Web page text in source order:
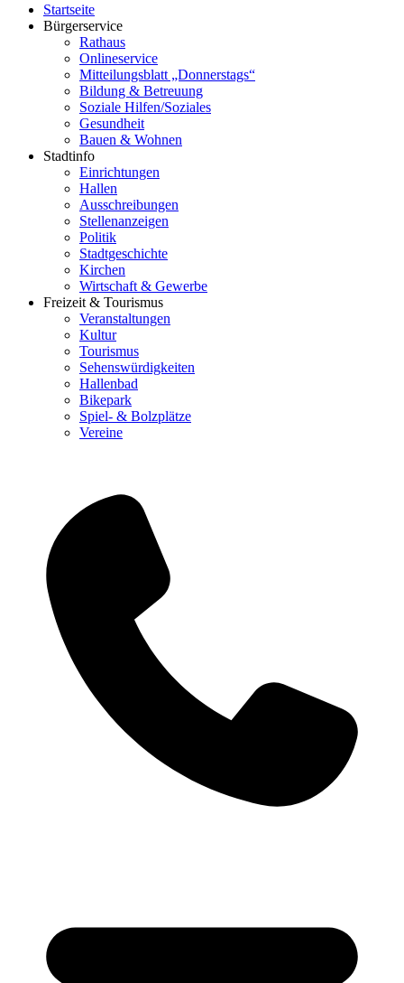
Startseite
Bürgerservice
Rathaus
Onlineservice
Mitteilungsblatt „Donnerstags“
Bildung & Betreuung
Soziale Hilfen/Soziales
Gesundheit
Bauen & Wohnen
Stadtinfo
Einrichtungen
Hallen
Ausschreibungen
Stellenanzeigen
Politik
Stadtgeschichte
Kirchen
Wirtschaft & Gewerbe
Freizeit & Tourismus
Veranstaltungen
Kultur
Tourismus
Sehenswürdigkeiten
Hallenbad
Bikepark
Spiel- & Bolzplätze
Vereine